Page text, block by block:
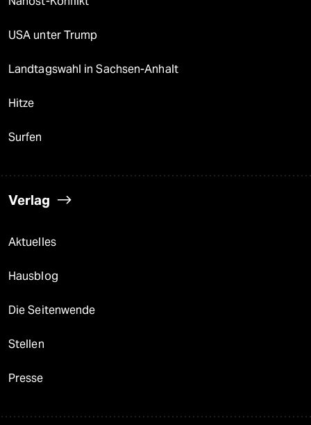
USA unter Trump
Landtagswahl in Sachsen-Anhalt
Hitze
Surfen
Verlag
Aktuelles
Hausblog
Die Seitenwende
Stellen
Presse